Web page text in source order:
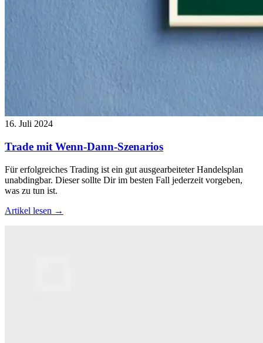
16. Juli 2024
Trade mit Wenn-Dann-Szenarios
Für erfolgreiches Trading ist ein gut ausgearbeiteter Handelsplan
unabdingbar. Dieser sollte Dir im besten Fall jederzeit vorgeben,
was zu tun ist.
Artikel lesen →